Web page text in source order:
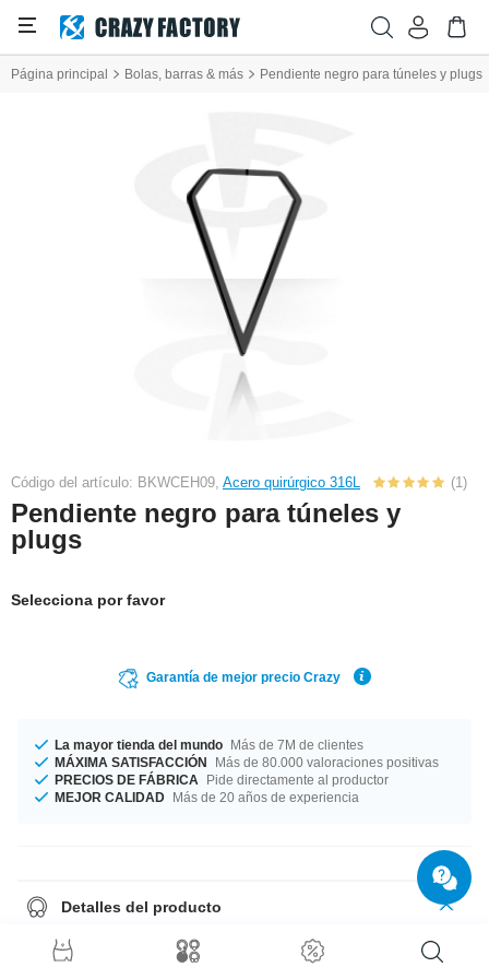
Página principal Bolas, barras & más Pendiente negro para túneles y plugs
Código del artículo: BKWCEH09, Acero quirúrgico 316L (1)
Pendiente negro para túneles y
plugs
Selecciona por favor
Garantía de mejor precio Crazy
La mayor tienda del mundo Más de 7M de clientes
MÁXIMA SATISFACCIÓN
Más de 80.000 valoraciones positivas
PRECIOS DE FÁBRICA
Pide directamente al productor
MEJOR CALIDAD Más de 20 años de experiencia
Detalles del producto
Con un diámetro de 22x32 mm tiene el tamaño ideal. Ya lo tienes:
precioso y a un precio asequible.